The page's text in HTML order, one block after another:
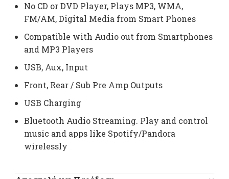
No CD or DVD Player, Plays MP3, WMA,
FM/AM, Digital Media from Smart Phones
Compatible with Audio out from Smartphones
and MP3 Players
USB, Aux, Input
Front, Rear / Sub Pre Amp Outputs
USB Charging
Bluetooth Audio Streaming. Play and control
music and apps like Spotify/Pandora
wirelessly